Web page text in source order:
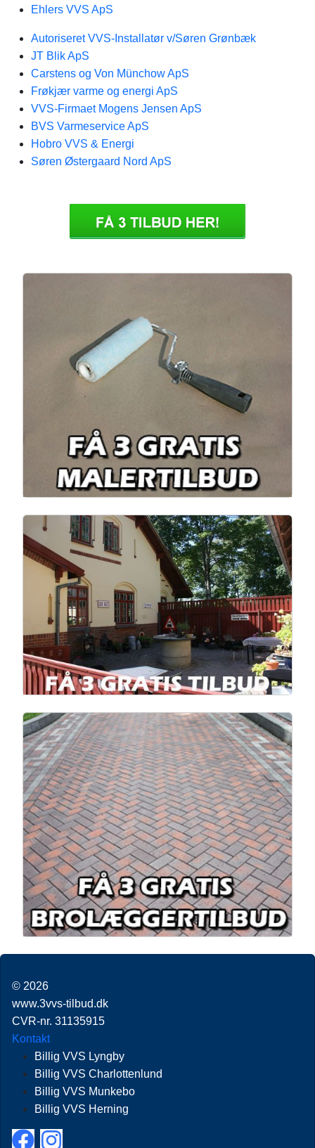
Ehlers VVS ApS
Autoriseret VVS-Installatør v/Søren Grønbæk
JT Blik ApS
Carstens og Von Münchow ApS
Frøkjær varme og energi ApS
VVS-Firmaet Mogens Jensen ApS
BVS Varmeservice ApS
Hobro VVS & Energi
Søren Østergaard Nord ApS
© 2026
www.3vvs-tilbud.dk
CVR-nr. 31135915
Kontakt
Billig VVS Lyngby
Billig VVS Charlottenlund
Billig VVS Munkebo
Billig VVS Herning